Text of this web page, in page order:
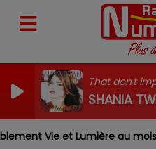
That don't
SHANIA
Vie et Lumière au mois